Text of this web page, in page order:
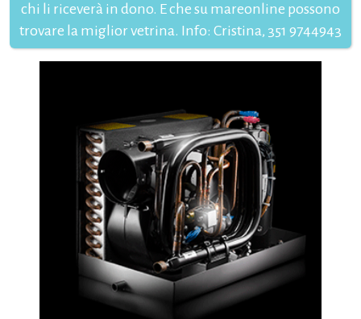
chi li riceverà in dono. E che su mareonline possono
trovare la miglior vetrina. Info: Cristina, 351 9744943